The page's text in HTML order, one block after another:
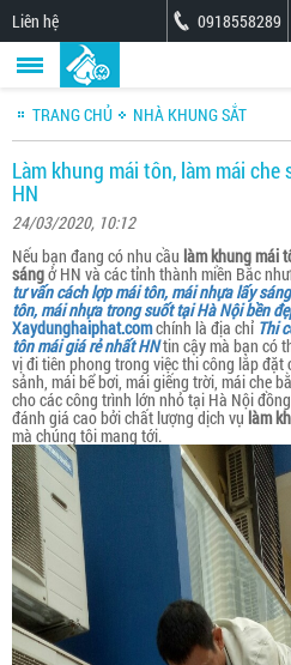
Liên hệ 0918558289
TRANG CHỦ NHÀ KHUNG SẮT
Làm khung mái tôn, làm mái
HN
24/03/2020, 10:12
Nếu bạn đang có nhu cầu làm khung mái
sángở HN và các tỉnh thành miền Bắc
tư vấn cách lợp mái tôn, mái nhựa lấy
tôn, mái nhựa trong suốt tại Hà Nội bền
Xaydunghaiphat.comchính là địa chỉ Thi
tôn mái giá rẻ nhất HNtin cậy mà bạn có
vị đi tiên phong trong việc thi công lắp đặt
sảnh, mái bể bơi, mái giếng trời, mái che
cho các công trình lớn nhỏ tại Hà Nội
đánh giá cao bởi chất lượng dịch vụlàm
mà chúng tôi mang tới.